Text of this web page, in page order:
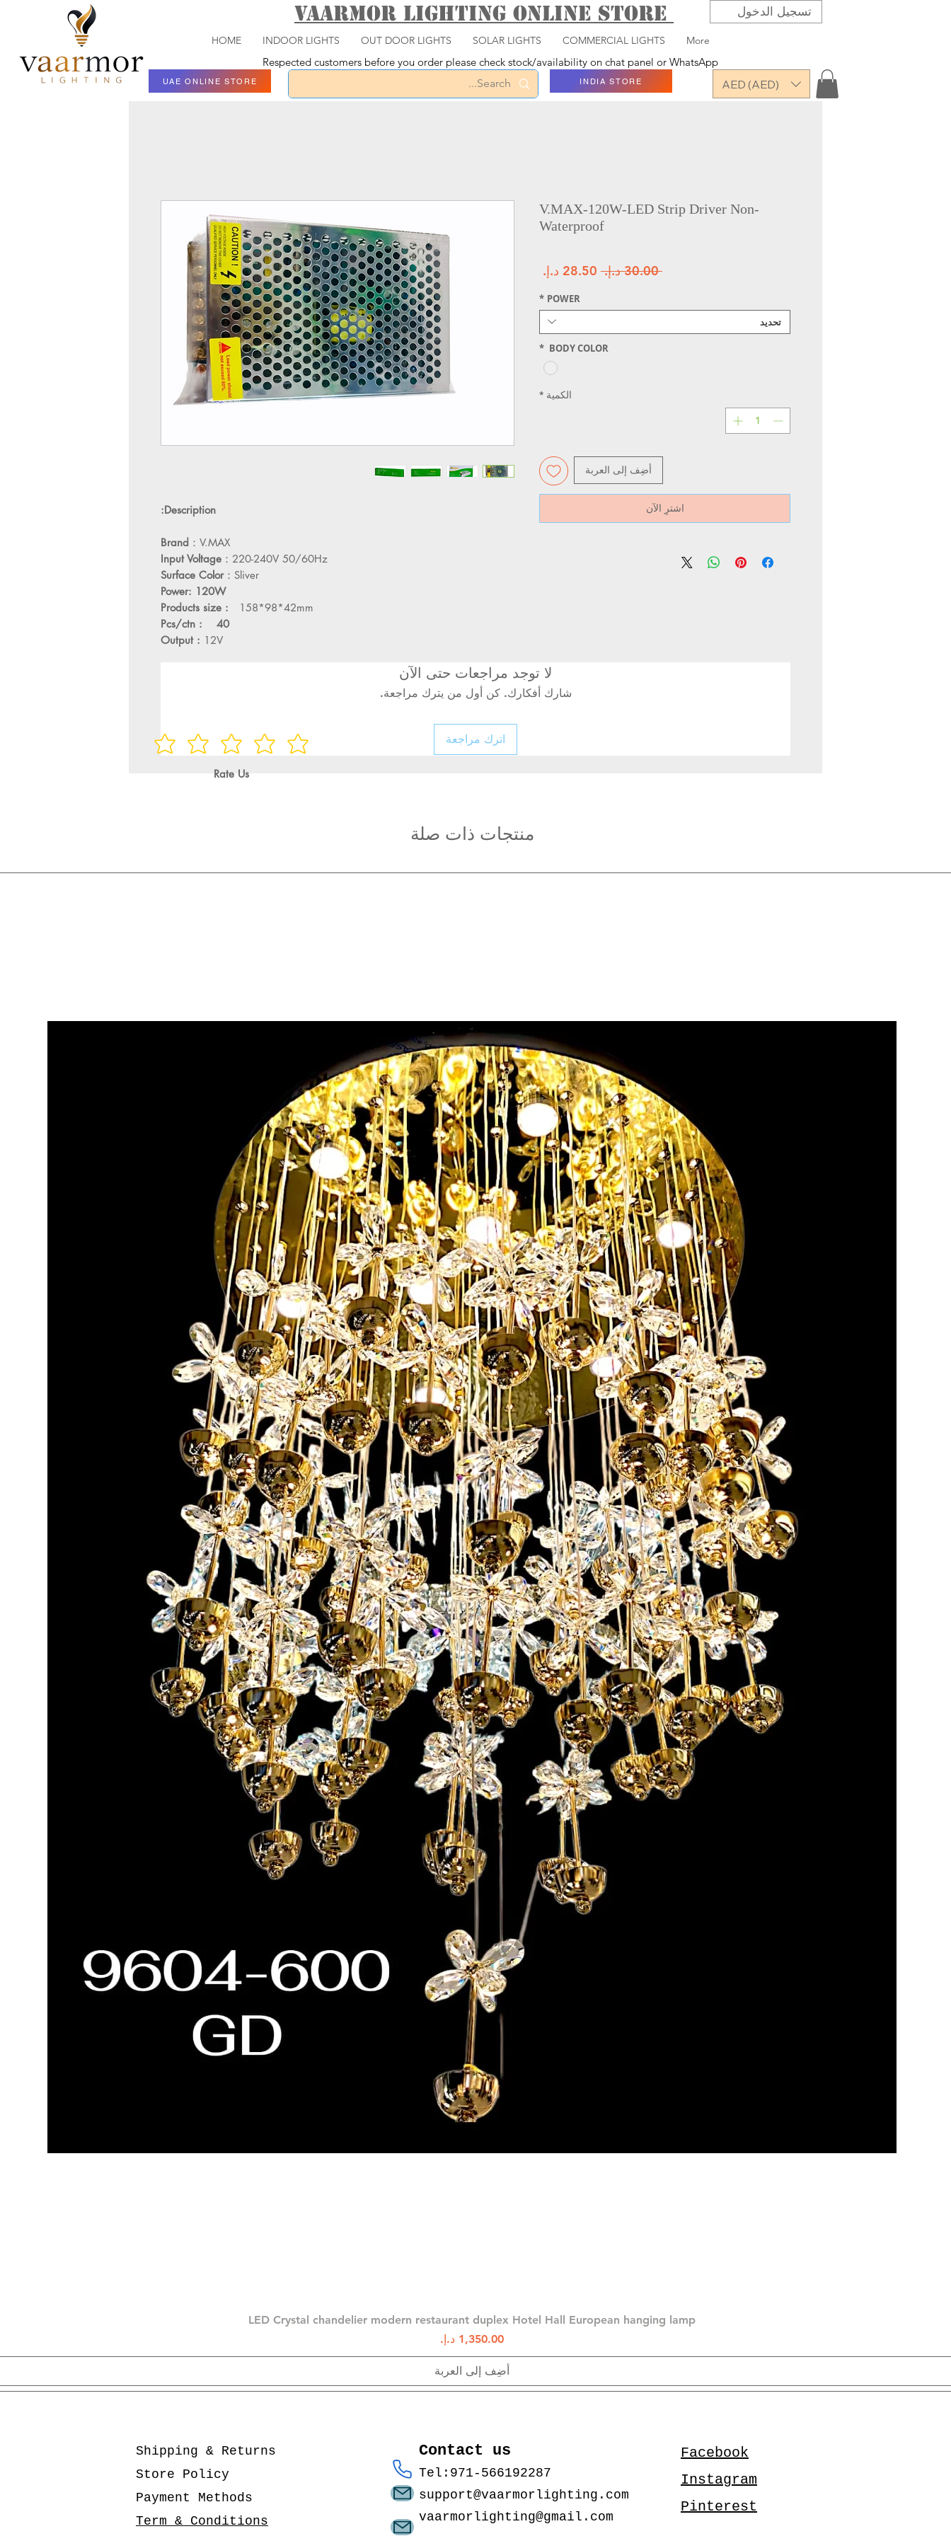
Vaarmor Lighting ONLINE STORE
HOME INDOOR LIGHTS OUT DOOR LIGHTS SOLAR LIGHTS COMMERCIAL LIGHTS More
تسجيل الدخول
Respected customers before you order please check stock/availability on chat panel or WhatsApp
UAE ONLINE STORE INDIA STORE AED (AED)
Description:
Brand ：V.MAX
Input Voltage ：220-240V 50/60Hz
Surface Color：Sliver
Power: 120W
Products size :
158*98*42mm
Pcs/ctn : 40
Output : 12V
V.MAX-120W-LED Strip Driver Non-
Waterproof
‏30.00 د.إ.‏ سعر عادي
POWER
*
تحديد
BODY COLOR
*
الكمية *
أضِف إلى العربة
اشترِ الآن
لا توجد مراجعات حتى الآن
شارك أفكارك. كن أول من يترك مراجعة.
اترك مراجعة
Rate Us
منتجات ذات صلة
العرض السريع
LED Crystal chandelier modern restaurant duplex Hotel Hall European hanging lamp
السعر
أضِف إلى العربة
Shipping & Returns
Store Policy
Payment Methods
Term & Conditions
Contact us
Tel:971-566192287
support@vaarmorlighting.com
vaarmorlighting@gmail.com
Facebook
Instagram
Pinterest